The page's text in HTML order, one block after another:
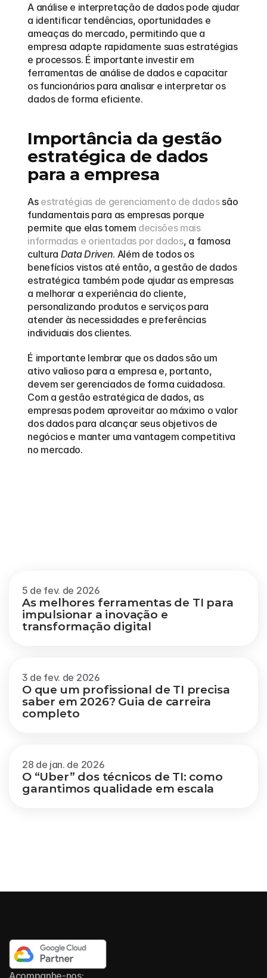
A análise e interpretação de dados pode ajudar
a identificar tendências, oportunidades e
ameaças do mercado, permitindo que a
empresa adapte rapidamente suas estratégias
e processos. É importante investir em
ferramentas de análise de dados e capacitar
os funcionários para analisar e interpretar os
dados de forma eficiente.
Importância da gestão
estratégica de dados
para a empresa
As estratégias de gerenciamento de dados são
fundamentais para as empresas porque
permite que elas tomem decisões mais
informadas e orientadas por dados, a famosa
cultura Data Driven. Além de todos os
benefícios vistos até então, a gestão de dados
estratégica também pode ajudar as empresas
a melhorar a experiência do cliente,
personalizando produtos e serviços para
atender às necessidades e preferências
individuais dos clientes.
É importante lembrar que os dados são um
ativo valioso para a empresa e, portanto,
devem ser gerenciados de forma cuidadosa.
Com a gestão estratégica de dados, as
empresas podem aproveitar ao máximo o valor
dos dados para alcançar seus objetivos de
negócios e manter uma vantagem competitiva
no mercado.
5 de fev. de 2026
As melhores ferramentas de TI para
impulsionar a inovação e
transformação digital
3 de fev. de 2026
O que um profissional de TI precisa
saber em 2026? Guia de carreira
completo
28 de jan. de 2026
O “Uber” dos técnicos de TI: como
garantimos qualidade em escala
Acompanhe-nos: